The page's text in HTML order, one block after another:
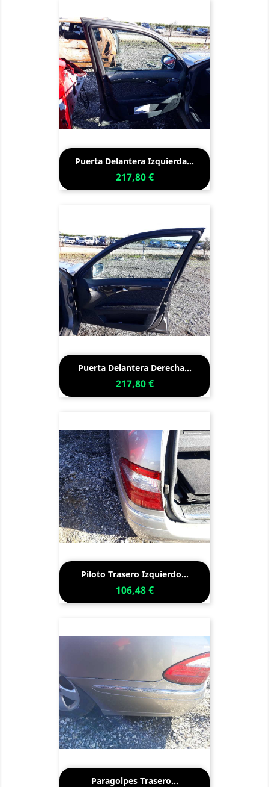
Puerta Delantera Izquierda...
217,80 €
Puerta Delantera Derecha...
217,80 €
Piloto Trasero Izquierdo...
106,48 €
Paragolpes Trasero...